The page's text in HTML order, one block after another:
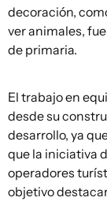
decoración,
ver animales,
de primaria.
El trabajo en
desde su
desarrollo, ya
que la iniciativa
operadores
objetivo